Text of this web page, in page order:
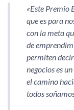
«Este Premio
que es para
con la meta
de
permiten
negocios es
el camino
todos